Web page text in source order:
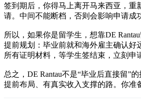
签到期后，你得马上离开马来西亚，重
请。中间不能断档，否则会影响申请成
所以，如果你是留学生，想靠DE
提前规划：毕业前就和海外雇主确认好
所有证明材料，等学生签结束，立刻申
总之，DE Rantau不是“毕业后直接留”
提前布局、有真实收入支撑的路。你准